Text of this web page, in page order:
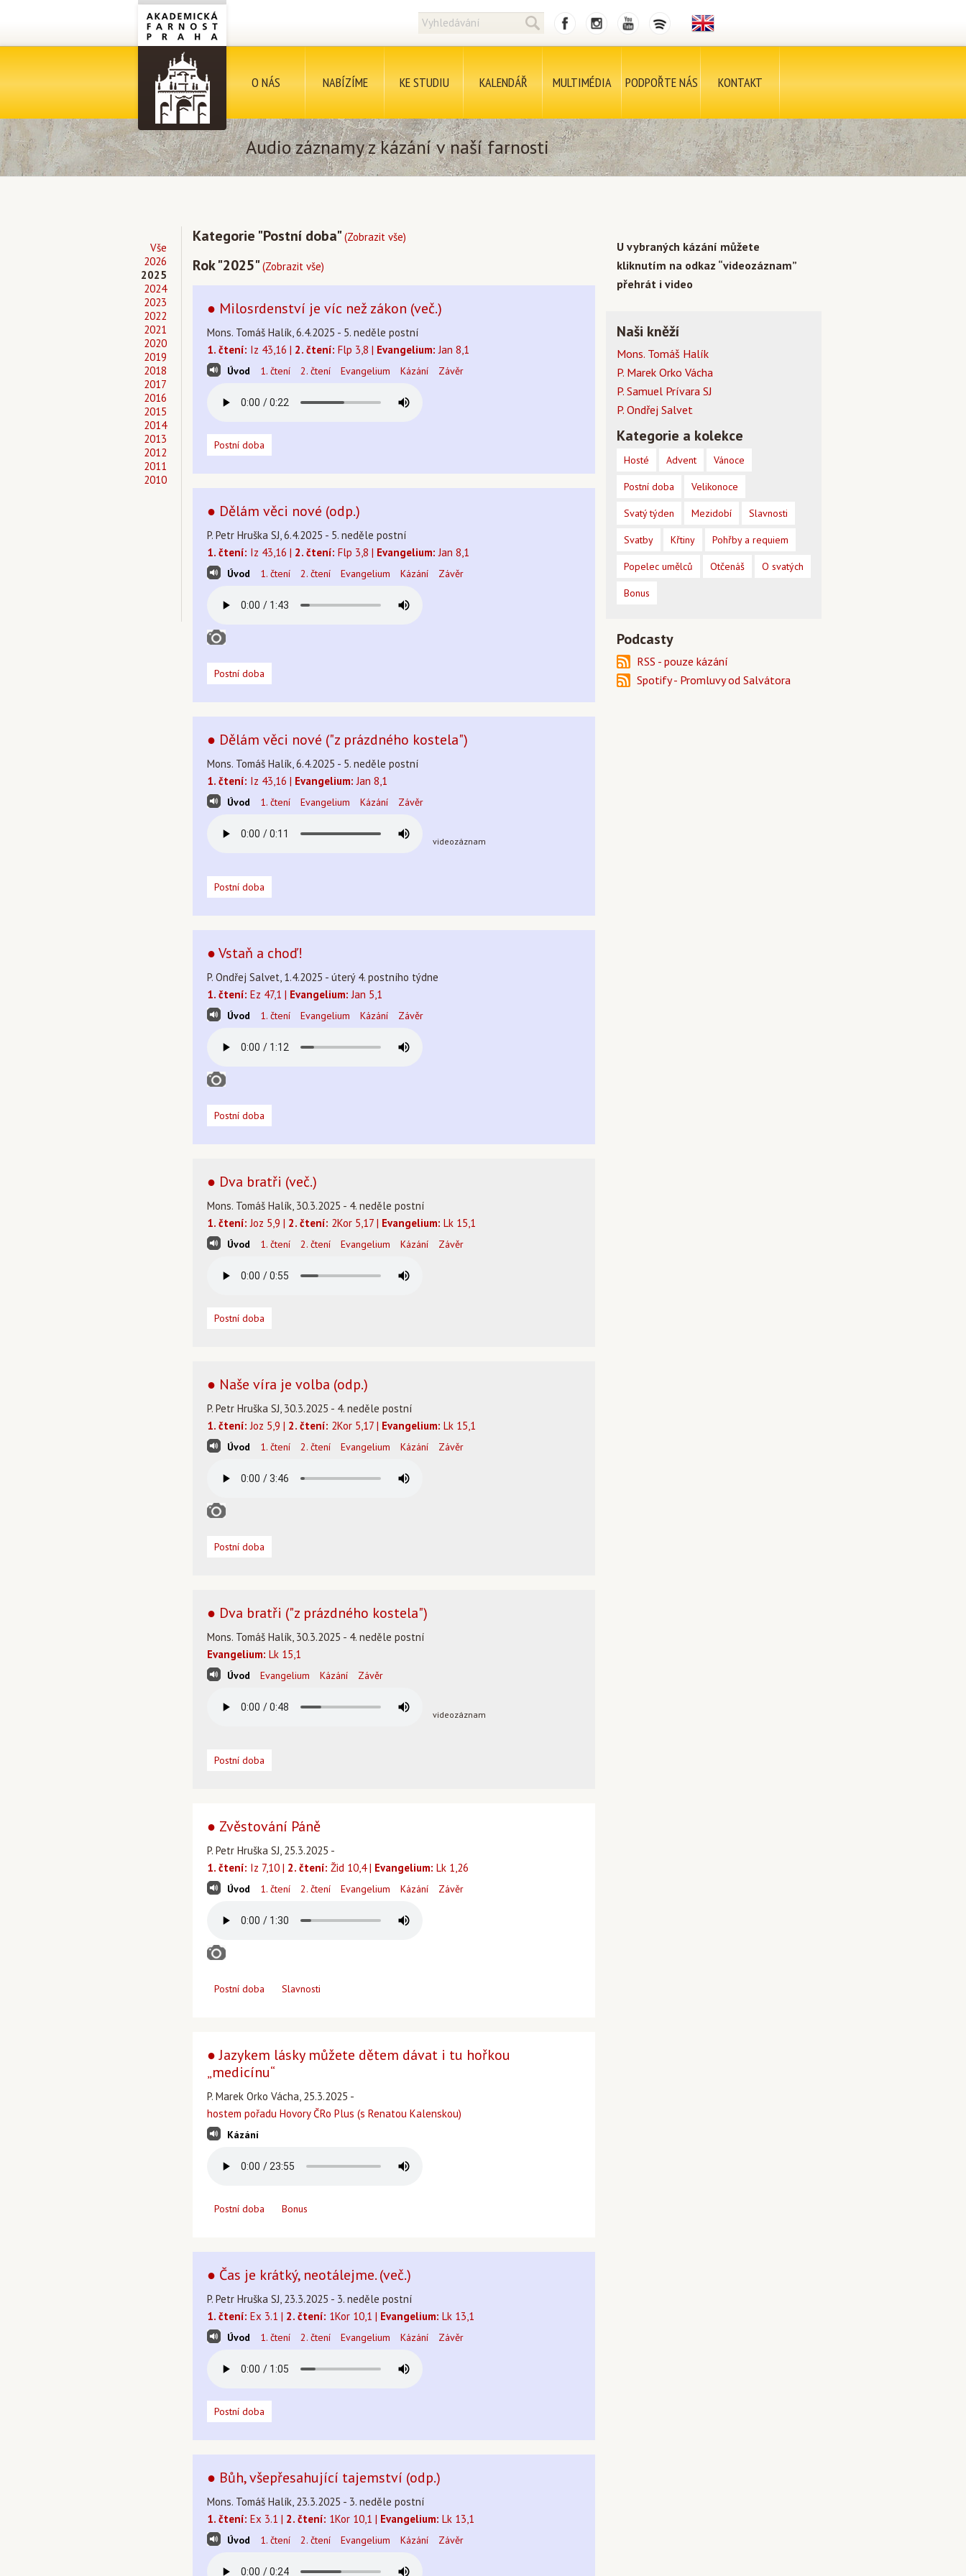
O NÁS NABÍZÍME KE STUDIU KALENDÁŘ MULTIMÉDIA PODPOŘTE NÁS KONTAKT
Audio záznamy z kázání v naší farnosti
Vše
2026
2025
2024
2023
2022
2021
2020
2019
2018
2017
2016
2015
2014
2013
2012
2011
2010
Kategorie "Postní doba"(Zobrazit vše)
Rok "2025"(Zobrazit vše)
● Milosrdenství je víc než zákon (več.)
Mons. Tomáš Halík, 6.4.2025 - 5. neděle postní
1. čtení: Iz 43,16 | 2. čtení: Flp 3,8 | Evangelium: Jan 8,1
Úvod 1. čtení 2. čtení Evangelium Kázání Závěr
Postní doba
● Dělám věci nové (odp.)
P. Petr Hruška SJ, 6.4.2025 - 5. neděle postní
1. čtení: Iz 43,16 | 2. čtení: Flp 3,8 | Evangelium: Jan 8,1
Úvod 1. čtení 2. čtení Evangelium Kázání Závěr
Postní doba
● Dělám věci nové ("z prázdného kostela")
Mons. Tomáš Halík, 6.4.2025 - 5. neděle postní
1. čtení: Iz 43,16 | Evangelium: Jan 8,1
Úvod 1. čtení Evangelium Kázání Závěr
videozáznam
Postní doba
● Vstaň a choď!
P. Ondřej Salvet, 1.4.2025 - úterý 4. postního týdne
1. čtení: Ez 47,1 | Evangelium: Jan 5,1
Úvod 1. čtení Evangelium Kázání Závěr
Postní doba
● Dva bratři (več.)
Mons. Tomáš Halík, 30.3.2025 - 4. neděle postní
1. čtení: Joz 5,9 | 2. čtení: 2Kor 5,17 | Evangelium: Lk 15,1
Úvod 1. čtení 2. čtení Evangelium Kázání Závěr
Postní doba
● Naše víra je volba (odp.)
P. Petr Hruška SJ, 30.3.2025 - 4. neděle postní
1. čtení: Joz 5,9 | 2. čtení: 2Kor 5,17 | Evangelium: Lk 15,1
Úvod 1. čtení 2. čtení Evangelium Kázání Závěr
Postní doba
● Dva bratři ("z prázdného kostela")
Mons. Tomáš Halík, 30.3.2025 - 4. neděle postní
Evangelium: Lk 15,1
Úvod Evangelium Kázání Závěr
videozáznam
Postní doba
● Zvěstování Páně
P. Petr Hruška SJ, 25.3.2025 -
1. čtení: Iz 7,10 | 2. čtení: Žid 10,4 | Evangelium: Lk 1,26
Úvod 1. čtení 2. čtení Evangelium Kázání Závěr
Postní doba Slavnosti
● Jazykem lásky můžete dětem dávat i tu hořkou
„medicínu“
P. Marek Orko Vácha, 25.3.2025 -
hostem pořadu Hovory ČRo Plus (s Renatou Kalenskou)
Kázání
Postní doba Bonus
● Čas je krátký, neotálejme. (več.)
P. Petr Hruška SJ, 23.3.2025 - 3. neděle postní
1. čtení: Ex 3.1 | 2. čtení: 1Kor 10,1 | Evangelium: Lk 13,1
Úvod 1. čtení 2. čtení Evangelium Kázání Závěr
Postní doba
● Bůh, všepřesahující tajemství (odp.)
Mons. Tomáš Halík, 23.3.2025 - 3. neděle postní
1. čtení: Ex 3.1 | 2. čtení: 1Kor 10,1 | Evangelium: Lk 13,1
Úvod 1. čtení 2. čtení Evangelium Kázání Závěr
U vybraných kázání můžete
kliknutím na odkaz “videozáznam”
přehrát i video
Naši kněží
Mons. Tomáš Halík
P. Marek Orko Vácha
P. Samuel Prívara SJ
P. Ondřej Salvet
Kategorie a kolekce
Hosté Advent Vánoce
Postní doba Velikonoce
Svatý týden Mezidobí Slavnosti
Svatby Křtiny Pohřby a requiem
Popelec umělců Otčenáš O svatých
Bonus
Podcasty
RSS - pouze kázání
Spotify - Promluvy od Salvátora